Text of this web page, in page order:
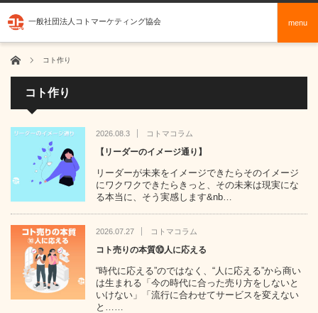
一般社団法人コトマーケティング協会 menu
ホーム コト作り
コト作り
2026.08.3 コトマコラム
【リーダーのイメージ通り】
リーダーが未来をイメージできたらそのイメージ
にワクワクできたらきっと、その未来は現実にな
る本当に、そう実感します&nb…
2026.07.27 コトマコラム
コト売りの本質⑩人に応える
“時代に応える”のではなく、“人に応える”から商い
は生まれる「今の時代に合った売り方をしないと
いけない」「流行に合わせてサービスを変えない
と……